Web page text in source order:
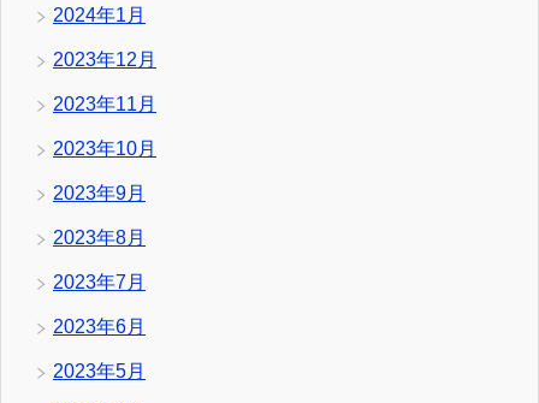
2024年1月
2023年12月
2023年11月
2023年10月
2023年9月
2023年8月
2023年7月
2023年6月
2023年5月